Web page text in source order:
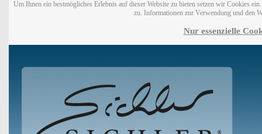
Um Ihnen ein bestmögliches Erlebnis auf dieser Website zu bieten setzen wir Cookies
zu. Informationen zur Verwendung und den
Nur essenzielle